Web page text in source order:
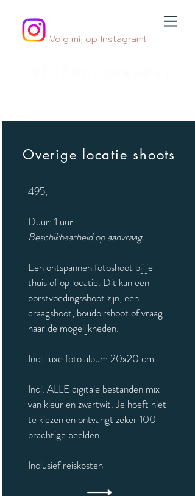
Volg mij op Instagram!
Overige locatie shoots
495,-
Duur: 1 uur.
Beschikbaarheid op aanvraag.
Een ontspannen fotoshoot bij je
thuis of op locatie. Dit kan een
borstvoedingsshoot zijn, een
draagshoot, boudoirshoot of vraag
naar de mogelijkheden.
Incl. luxe foto album 20x20 cm.
Incl. ALLE digitale bestanden mix
van kleur en zwartwit. Je hoeft niet
te kiezen en ontvangt zeker 100
prachtige beelden.
Inclusief reiskosten